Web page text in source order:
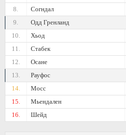
8.
Согндал
9.
Одд Гренланд
10.
Хьод
11.
Стабек
12.
Осане
13.
Рауфос
14.
Мосс
15.
Мьендален
16.
Шейд